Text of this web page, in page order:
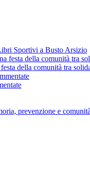
Sportivi a Busto Arsizio
della comunità tra
prevenzione e